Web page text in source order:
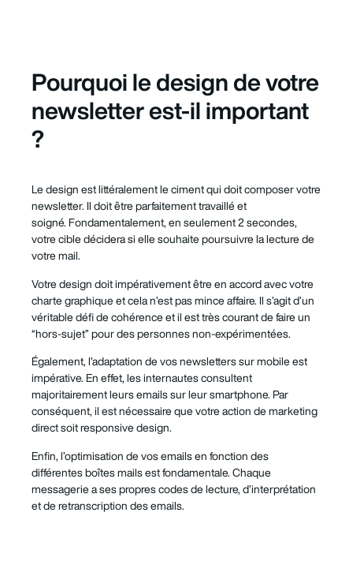
Pourquoi le design de votre
newsletter est-il important
?
Le design est littéralement le ciment qui doit composer votre
newsletter. Il doit être parfaitement travaillé et
soigné. Fondamentalement, en seulement 2 secondes,
votre cible décidera si elle souhaite poursuivre la lecture de
votre mail.
Votre design doit impérativement être en accord avec votre
charte graphique et cela n’est pas mince affaire. Il s’agit d’un
véritable défi de cohérence et il est très courant de faire un
“hors-sujet” pour des personnes non-expérimentées.
Également, l’adaptation de vos newsletters sur mobile est
impérative. En effet, les internautes consultent
majoritairement leurs emails sur leur smartphone. Par
conséquent, il est nécessaire que votre action de marketing
direct soit responsive design.
Enfin, l’optimisation de vos emails en fonction des
différentes boîtes mails est fondamentale. Chaque
messagerie a ses propres codes de lecture, d’interprétation
et de retranscription des emails.